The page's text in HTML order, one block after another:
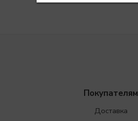
Покупателям
Доставка